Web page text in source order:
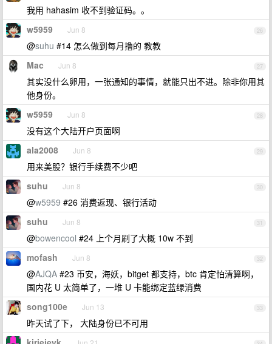
我用 hahasim 收不到验证码。。
26
w5959 Jun 8
@suhu #14 怎么做到每月撸的 教教
27
Mac Jun 8
其实没什么卵用，一张通知的事情，就能只出不进。除非你用其
他身份。
28
w5959 Jun 8
没有这个大陆开户页面啊
29
ala2008 Jun 8
用来美股？银行手续费不少吧
30
suhu Jun 8
@w5959 #26 消费返现、银行活动
31
suhu Jun 8
@bowencool #24 上个月刷了大概 10w 不到
32
mofash Jun 8
@AJQA #23 币安，海妖，bitget 都支持，btc 肯定怕清算啊，
国内花 U 太简单了，一堆 U 卡能绑定蓝绿消费
33
song100e Jun 13
昨天试了下， 大陆身份已不可用